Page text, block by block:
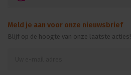
Meld je aan voor onze nieuwsbrief
Blijf op de hoogte van onze laatste acties!